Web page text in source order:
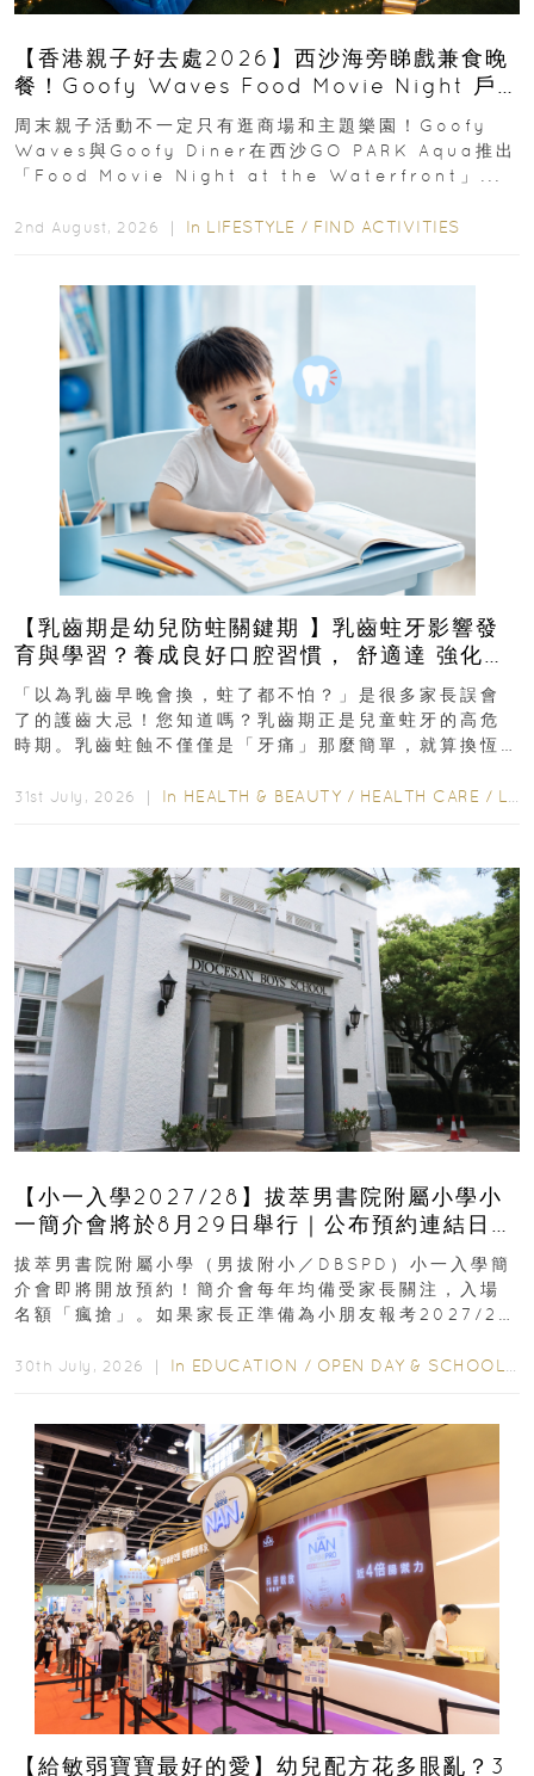
【香港親子好去處2026】西沙海旁睇戲兼食晚
餐！Goofy Waves Food Movie Night 戶
外影院逢週末登場
周末親子活動不一定只有逛商場和主題樂園！Goofy
Waves與Goofy Diner在西沙GO PARK Aqua推出
「Food Movie Night at the Waterfront」...
2nd August, 2026 ｜ In LIFESTYLE / FIND ACTIVITIES
【乳齒期是幼兒防蛀關鍵期 】乳齒蛀牙影響發
育與學習？養成良好口腔習慣， 舒適達 強化琺
瑯質 兒童牙膏防護指南
「以為乳齒早晚會換，蛀了都不怕？」是很多家長誤會
了的護齒大忌！您知道嗎？乳齒期正是兒童蛀牙的高危
時期。乳齒蛀蝕不僅僅是「牙痛」那麼簡單，就算換恆
31st July, 2026 ｜ In HEALTH & BEAUTY / HEALTH CARE / LIFESTYLE
【小一入學2027/28】拔萃男書院附屬小學小
一簡介會將於8月29日舉行｜公布預約連結日期
｜更設有網上重溫
拔萃男書院附屬小學（男拔附小／DBSPD）小一入學簡
介會即將開放預約！簡介會每年均備受家長關注，入場
名額「瘋搶」。如果家長正準備為小朋友報考2027/28
30th July, 2026 ｜ In EDUCATION / OPEN DAY & SCHOOL EVENTS
【給敏弱寶寶最好的愛】幼兒配方花多眼亂？3